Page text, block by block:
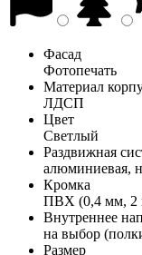
Фасад
Фотопечать
Материал
ЛДСП
Цвет
Светлый
Раздвижная
алюминиевая,
Кромка
ПВХ (0,4 мм, 2
Внутреннее
на выбор
Размер